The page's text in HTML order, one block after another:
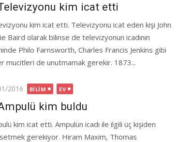
kim icat etti
kim icat etti. Televizyonu icat eden kişi John
Baird olarak bilinse de televizyonun icadının
Philo Farnsworth, Charles Francis Jenkins gibi
mucitleri de unutmamak gerekir. 1873...
2016 BILIM EV
kim buldu
kim icat etti. Ampulün icadı ile ilgili üç kişiden
gerekiyor. Hiram Maxim, Thomas